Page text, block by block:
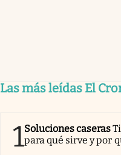
Las más leídas El
1Soluciones caseras
para qué sirve y por